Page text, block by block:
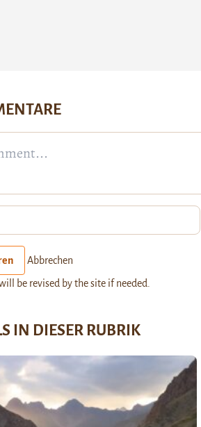
Abbrechen
be revised by the site if needed.
IN DIESER RUBRIK